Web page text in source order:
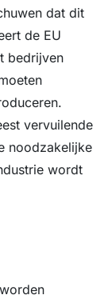
dat dit
de EU
bedrijven
vervuilende
noodzakelijke
wordt